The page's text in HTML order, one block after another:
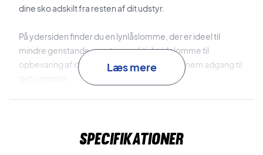
dine sko adskilt fra resten af dit udstyr.
På ydersiden finder du en lynlåslomme, der er ideel til
mindre genstande, samt en praktisk sidelomme til
opbevaring af din vandflaske, så du altid har nem adgang til
Læs mere
Specifikationer